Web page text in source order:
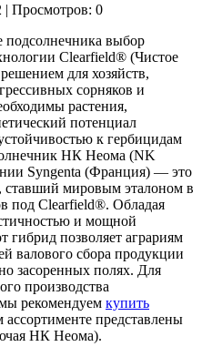
| Просмотров: 0
выбор
Clearfield® (Чистое
для хозяйств,
сорняков и
растения,
потенциал
к гербицидам
НК Неома (NK
Syngenta (Франция) — это
ставший мировым эталоном в
под Clearfield®. Обладая
и мощной
гибрид позволяет аграриям
валового сбора продукции
засоренных полях. Для
производства
рекомендуем купить
представлены
НК Неома).